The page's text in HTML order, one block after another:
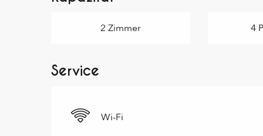
2 Zimmer 4
Service
Wi-Fi